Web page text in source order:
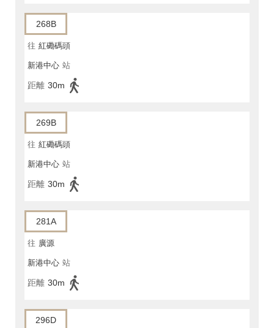
268B
往 紅磡碼頭
新港中心 站
距離 30m
269B
往 紅磡碼頭
新港中心 站
距離 30m
281A
往 廣源
新港中心 站
距離 30m
296D